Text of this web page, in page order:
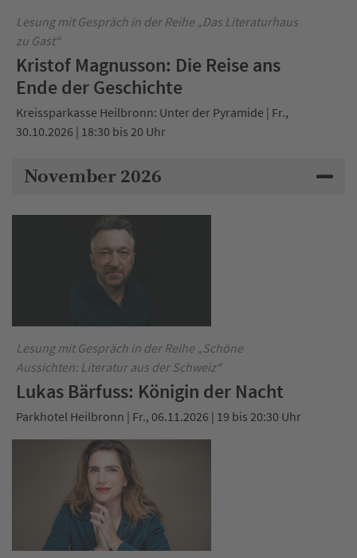
Lesung mit Gespräch in der Reihe „Das Literaturhaus
zu Gast“
Kristof Magnusson: Die Reise ans
Ende der Geschichte
Kreissparkasse Heilbronn: Unter der Pyramide | Fr.,
30.10.2026 | 18:30 bis 20 Uhr
November 2026
Lesung mit Gespräch in der Reihe „Schöne
Aussichten: Literatur aus der Schweiz“
Lukas Bärfuss: Königin der Nacht
Parkhotel Heilbronn | Fr., 06.11.2026 | 19 bis 20:30 Uhr